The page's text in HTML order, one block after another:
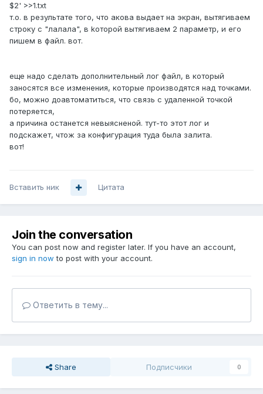
$2' >>1.txt
т.о. в результате того, что акова выдает на экран, вытягиваем
строку с "лалала", в kоторой вытягиваем 2 параметр, и его
пишем в файл. вот.
еще надо сделать дополнительный лог файл, в который
заносятся все изменения, которые производятся над точками.
бо, можно доавтоматиться, что связь с удаленной точкой
потеряется,
а причина останется невыясненой. тут-то этот лог и
подскажет, чтож за конфигурация туда была залита.
вот!
Вставить ник Цитата
Join the conversation
You can post now and register later. If you have an account,
sign in now to post with your account.
Ответить в тему...
Share Подписчики 0